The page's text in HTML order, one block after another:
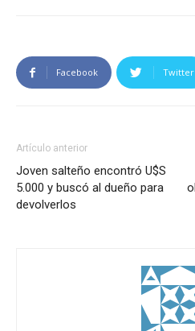
Facebook Twitter
Artículo anterior
Joven salteño encontró U$S
5.000 y buscó al dueño para
devolverlos